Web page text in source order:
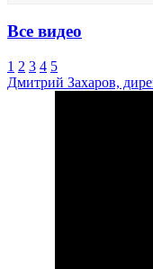
Все видео
1 2 3 4 5
Дмитрий Захаров,